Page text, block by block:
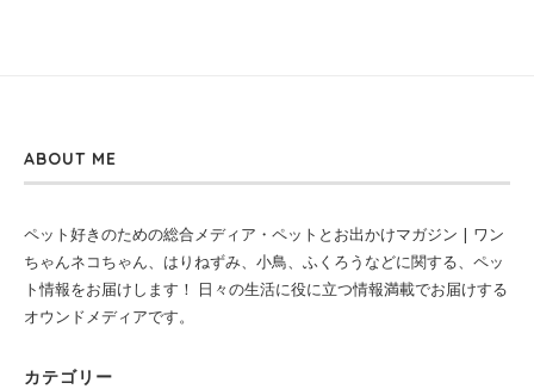
ABOUT ME
ペット好きのための総合メディア・ペットとお出かけマガジン | ワン
ちゃんネコちゃん、はりねずみ、小鳥、ふくろうなどに関する、ペッ
ト情報をお届けします！ 日々の生活に役に立つ情報満載でお届けする
オウンドメディアです。
カテゴリー